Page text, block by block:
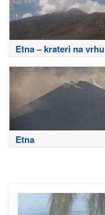
Etna – krateri na vrhu
Etna